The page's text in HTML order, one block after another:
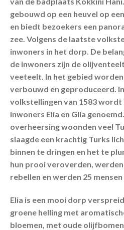
gebouwd op een heuvel op
en biedt bezoekers een
zee. Volgens de laatste
inwoners in het dorp. De
de inwoners zijn de
veeteelt. In het gebied
verbouwd en geproduceerd.
volkstellingen van 1583 wordt
inwoners Elia en Glia
overheersing woonden veel
slaagde een krachtig Turks
binnen te dringen en het te
hun prooi veroverden,
rebellen en werden 25
Elia is een mooi dorp
groene helling met
bloemen, met oude